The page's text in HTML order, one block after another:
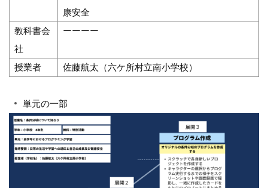
康安全
教科書会
社
ーーーー
授業者 佐藤航太（六ケ所村立南小学校）
単元の一部